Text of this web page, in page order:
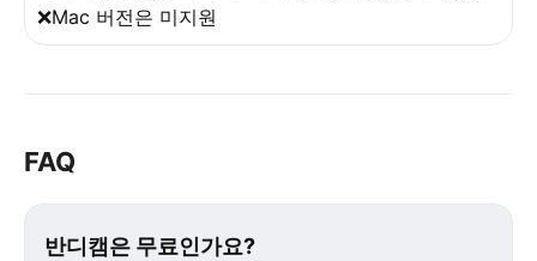
❌Mac 버전은 미지원
FAQ
반디캠은 무료인가요?